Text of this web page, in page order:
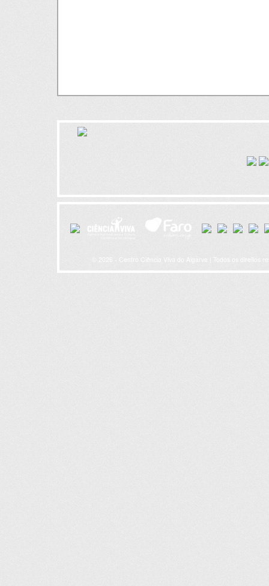
© 2026 - Centro Ciência Viva do Algarve | Todos os direitos